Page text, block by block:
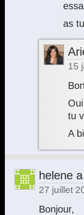
as
15
tu
A
helene
27 juillet
Bonjour,